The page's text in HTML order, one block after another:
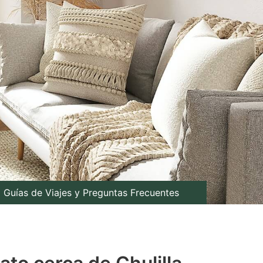
Guías de Viajes y Preguntas Frecuentes